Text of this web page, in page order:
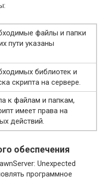
файлы и папки
пути указаны
библиотек и
скрипта на сервере.
к файлам и папкам,
имеет права на
действий.
обеспечения
Unexpected
программное